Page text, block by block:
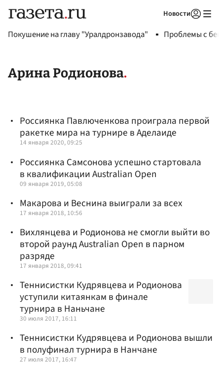
Новости
Покушение на главу "Уралдронзавода" Проблемы с
Арина Родионова
Россиянка Павлюченкова проиграла первой
ракетке мира на турнире в Аделаиде
14 января 2020, 09:25
Россиянка Самсонова успешно стартовала
в квалификации Australian Open
09 января 2019, 05:08
Макарова и Веснина выиграли за всех
17 января 2018, 10:56
Вихлянцева и Родионова не смогли выйти во
второй раунд Australian Open в парном
разряде
17 января 2018, 09:41
Теннисистки Кудрявцева и Родионова
уступили китаянкам в финале
турнира в Наньчане
30 июля 2017, 16:11
Теннисистки Кудрявцева и Родионова вышли
в полуфинал турнира в Нанчане
27 июля 2017, 16:47